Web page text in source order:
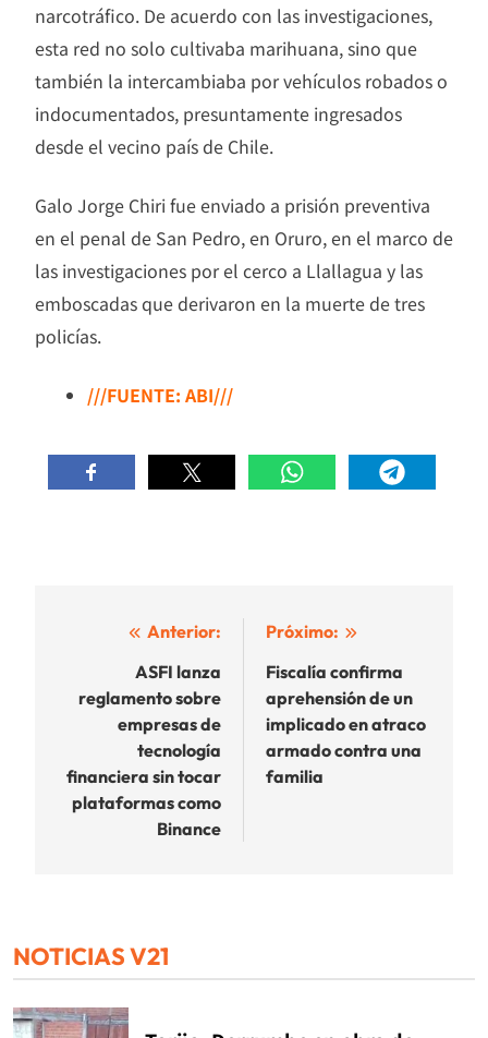
narcotráfico. De acuerdo con las investigaciones,
esta red no solo cultivaba marihuana, sino que
también la intercambiaba por vehículos robados o
indocumentados, presuntamente ingresados
desde el vecino país de Chile.
Galo Jorge Chiri fue enviado a prisión preventiva
en el penal de San Pedro, en Oruro, en el marco de
las investigaciones por el cerco a Llallagua y las
emboscadas que derivaron en la muerte de tres
policías.
///FUENTE: ABI///
Navegación
entradas
Anterior:
ASFI lanza
reglamento sobre
empresas de
tecnología
financiera sin tocar
plataformas como
Binance
Próximo:
Fiscalía confirma
aprehensión de un
implicado en atraco
armado contra una
familia
NOTICIAS V21